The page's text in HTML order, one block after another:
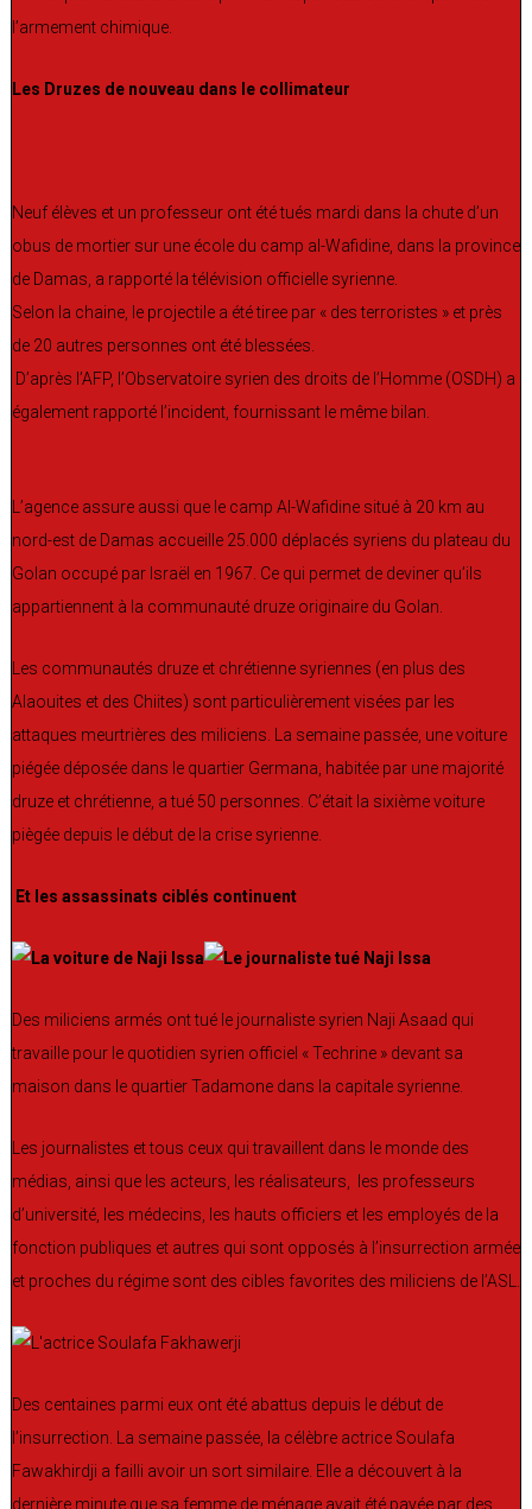
l’armement chimique.
Les Druzes de nouveau dans le collimateur
Neuf élèves et un professeur ont été tués mardi dans la chute d’un
obus de mortier sur une école du camp al-Wafidine, dans la province
de Damas, a rapporté la télévision officielle syrienne.
Selon la chaine, le projectile a été tiree par « des terroristes » et près
de 20 autres personnes ont été blessées.
D’après l’AFP, l’Observatoire syrien des droits de l’Homme (OSDH) a
également rapporté l’incident, fournissant le même bilan.
L’agence assure aussi que le camp Al-Wafidine situé à 20 km au
nord-est de Damas accueille 25.000 déplacés syriens du plateau du
Golan occupé par Israël en 1967. Ce qui permet de deviner qu’ils
appartiennent à la communauté druze originaire du Golan.
Les communautés druze et chrétienne syriennes (en plus des
Alaouites et des Chiites) sont particulièrement visées par les
attaques meurtrières des miliciens. La semaine passée, une voiture
piégée déposée dans le quartier Germana, habitée par une majorité
druze et chrétienne, a tué 50 personnes. C’était la sixième voiture
piègée depuis le début de la crise syrienne.
Et les assassinats ciblés continuent
Des miliciens armés ont tué le journaliste syrien Naji Asaad qui
travaille pour le quotidien syrien officiel « Techrine » devant sa
maison dans le quartier Tadamone dans la capitale syrienne.
Les journalistes et tous ceux qui travaillent dans le monde des
médias, ainsi que les acteurs, les réalisateurs, les professeurs
d’université, les médecins, les hauts officiers et les employés de la
fonction publiques et autres qui sont opposés à l’insurrection armée
et proches du régime sont des cibles favorites des miliciens de l’ASL.
Des centaines parmi eux ont été abattus depuis le début de
l’insurrection. La semaine passée, la célèbre actrice Soulafa
Fawakhirdji a failli avoir un sort similaire. Elle a découvert à la
dernière minute que sa femme de ménage avait été payée par des